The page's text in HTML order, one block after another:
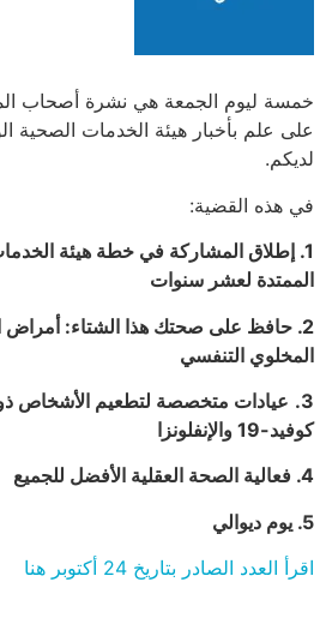
خمسة ليوم الجمعة هي نشرة أصحاب
لديكم.
في هذه القضية:
1. إطلاق المشاركة في خطة هيئة
الممتدة لعشر سنوات
2. حافظ على صحتك هذا الشتاء: أمراض
المخلوي التنفسي
3. عيادات متخصصة لتطعيم الأشخاص
كوفيد-19 والإنفلونزا
4. فعالية الصحة العقلية الأفضل للجميع
5. يوم ديوالي
اقرأ العدد الصادر بتاريخ 24 أكتوبر هنا